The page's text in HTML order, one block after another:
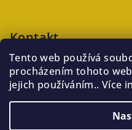
Tento web používá
procházením tohoto
jejich používáním.. Více
Kontakt
veronika @kaftanlicious.cz
+420723126237